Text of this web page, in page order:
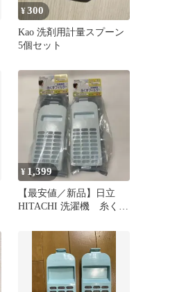
¥300
Kao 洗剤用計量スプーン
5個セット
¥ 1,399
【最安値／新品】日立
HITACHI 洗濯機 糸くず
ッシュ